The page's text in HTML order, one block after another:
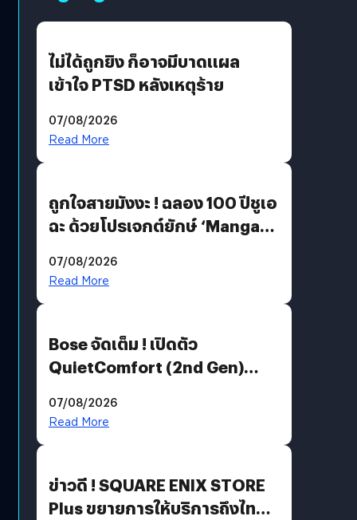
ไม่ได้ถูกยิง ก็อาจมีบาดแผล
เข้าใจ PTSD หลังเหตุร้าย
07/08/2026
Read More
ถูกใจสายมังงะ ! ฉลอง 100 ปีชูเอ
ฉะ ด้วยโปรเจกต์ยักษ์ ‘Manga
มีภาษาไทยด้วย
07/08/2026
Read More
Bose จัดเต็ม ! เปิดตัว
QuietComfort (2nd Gen)
07/08/2026
Read More
ข่าวดี ! SQUARE ENIX STORE
Plus ขยายการให้บริการถึงไทย